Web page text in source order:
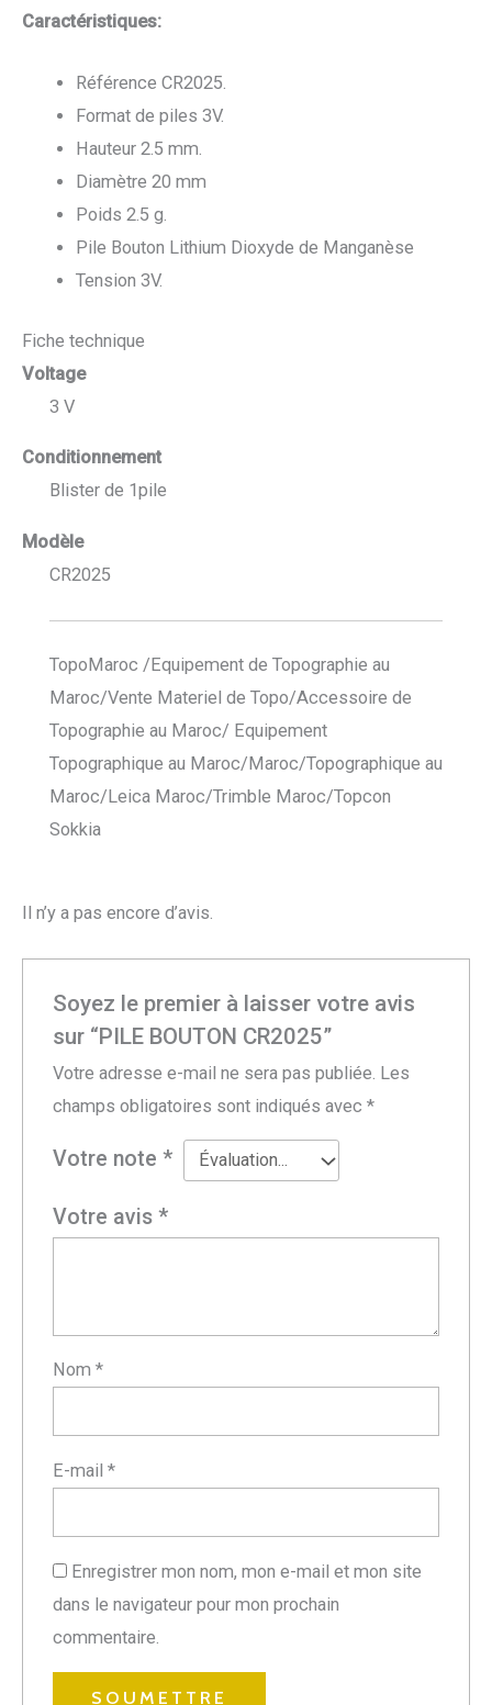
Caractéristiques:
Référence CR2025.
Format de piles 3V.
Hauteur 2.5 mm.
Diamètre 20 mm
Poids 2.5 g.
Pile Bouton Lithium Dioxyde de Manganèse
Tension 3V.
Fiche technique
Voltage
3 V
Conditionnement
Blister de 1pile
Modèle
CR2025
TopoMaroc /Equipement de Topographie au
Maroc/Vente Materiel de Topo/Accessoire de
Topographie au Maroc/ Equipement
Topographique au Maroc/Maroc/Topographique au
Maroc/Leica Maroc/Trimble Maroc/Topcon
Sokkia
Il n’y a pas encore d’avis.
Soyez le premier à laisser votre avis
sur “PILE BOUTON CR2025”
Votre adresse e-mail ne sera pas publiée. Les
champs obligatoires sont indiqués avec*
Votre note*
Votre avis*
Nom*
E-mail*
Enregistrer mon nom, mon e-mail et mon site
dans le navigateur pour mon prochain
commentaire.